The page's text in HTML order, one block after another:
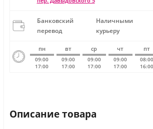
Банковский
перевод
Наличными
курьеру
пн вт ср чт пт
09:00
17:00
09:00
17:00
09:00
17:00
09:00
17:00
08:00
16:00
Описание товара